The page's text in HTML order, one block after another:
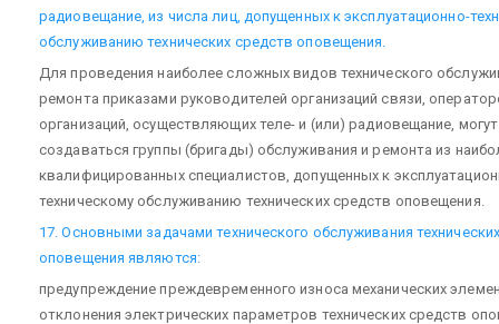
радиовещание, из числа лиц, допущенных к эксплуатационно-
обслуживанию технических средств оповещения.
Для проведения наиболее сложных видов технического
ремонта приказами руководителей организаций связи,
организаций, осуществляющих теле- и (или) радиовещание, могут
создаваться группы (бригады) обслуживания и ремонта из
квалифицированных специалистов, допущенных к
техническому обслуживанию технических средств оповещения.
17. Основными задачами технического обслуживания
оповещения являются:
предупреждение преждевременного износа механических
отклонения электрических параметров технических средств